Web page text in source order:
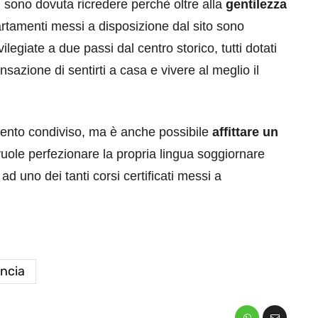
dovuta ricredere perchè oltre alla gentilezza
messi a disposizione dal sito sono
a due passi dal centro storico, tutti dotati
di sentirti a casa e vivere al meglio il
condiviso, ma è anche possibile affittare un
perfezionare la propria lingua soggiornare
uno dei tanti corsi certificati messi a